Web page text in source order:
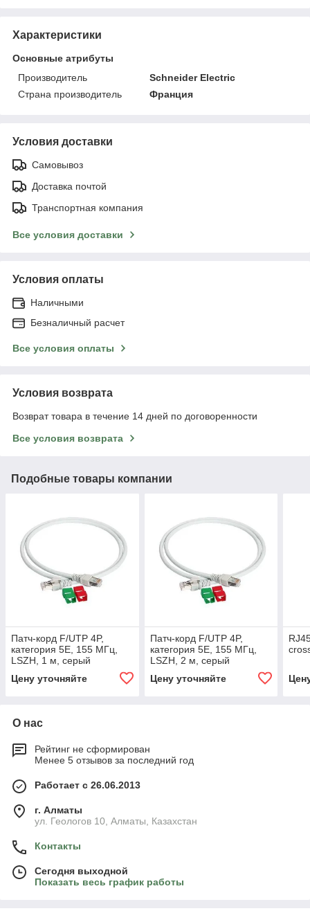
Характеристики
Основные атрибуты
Производитель
Schneider Electric
Страна производитель
Франция
Условия доставки
Самовывоз
Доставка почтой
Транспортная компания
Все условия доставки
Условия оплаты
Наличными
Безналичный расчет
Все условия оплаты
Условия возврата
Возврат товара в течение 14 дней по договоренности
Все условия возврата
Подобные товары компании
Патч-корд F/UTP 4P,
категория 5E, 155 МГц,
LSZH, 1 м, серый
Цену уточняйте
Патч-корд F/UTP 4P,
категория 5E, 155 МГц,
LSZH, 2 м, серый
Цену уточняйте
О нас
Рейтинг не сформирован
Менее 5 отзывов за последний год
Работает с 26.06.2013
г. Алматы
ул. Геологов 10, Алматы, Казахстан
Контакты
Сегодня выходной
Показать весь график работы